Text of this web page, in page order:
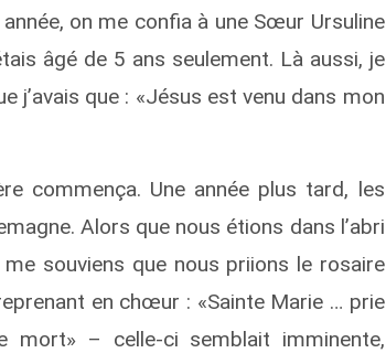
on me confia à une Sœur Ursuline
âgé de 5 ans seulement. Là aussi, je
j’avais que : «Jésus est venu dans mon
commença. Une année plus tard, les
Alors que nous étions dans l’abri
souviens que nous priions le rosaire
en chœur : «Sainte Marie … prie
mort» – celle-ci semblait imminente,